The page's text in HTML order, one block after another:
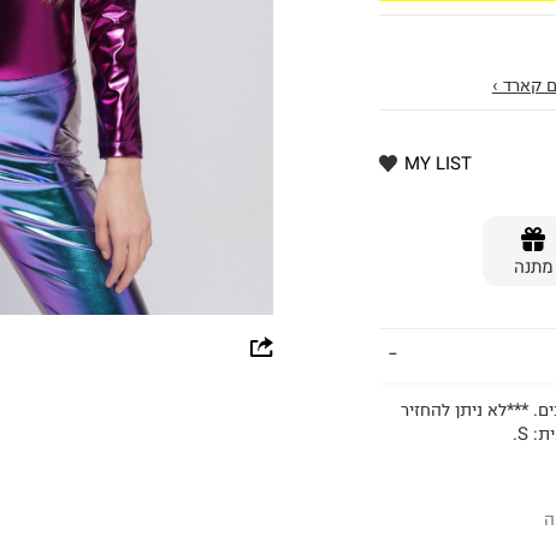
קארד ›
MY LIST
מתנה
***לא ניתן להחזיר